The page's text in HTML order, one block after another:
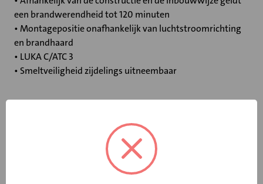
een brandwerendheid tot 120 minuten
• Montagepositie onafhankelijk van luchtstroomrichting
en brandhaard
• LUKA C/ATC 3
• Smeltveiligheid zijdelings uitneembaar
Standaard smeltpatroon